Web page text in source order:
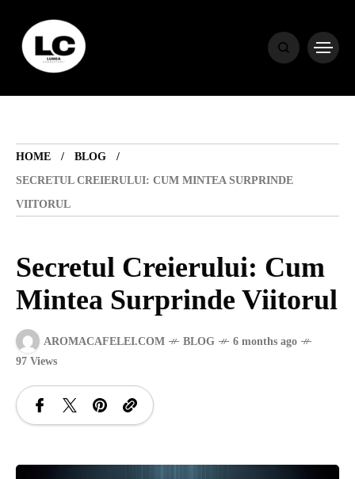
HOME
BLOG
SECRETUL CREIERULUI: CUM MINTEA SURPRINDE
VIITORUL
Secretul Creierului: Cum
Mintea Surprinde Viitorul
AROMACAFELEI.COM BLOG
6 months ago
97 Views
HOME
BLOG
HOROSCOP
ENGLISH
CONTENT
TRAVEL
SANATATE
SI